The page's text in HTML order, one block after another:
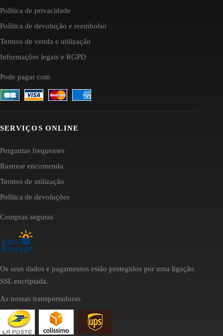
Política de privacidade
Política de devolução e reembolso
Termos de venda e utilização
Informações legais e RGPD
Pode pagar com
SERVIÇOS ONLINE
Perguntas frequentes
Rastrear encomenda
Termos de utilização
Política de devoluções
Compras seguras
Os seus dados e pagamentos estão protegidos por uma ligação
SSL encriptada.
As nossas transportadoras